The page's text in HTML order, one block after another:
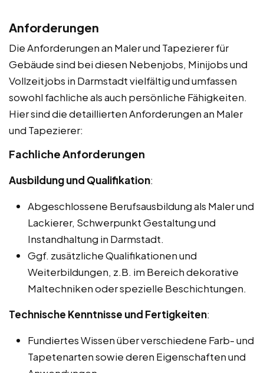
Anforderungen
Die Anforderungen an Maler und Tapezierer für
Gebäude sind bei diesen Nebenjobs, Minijobs und
Vollzeitjobs in Darmstadt vielfältig und umfassen
sowohl fachliche als auch persönliche Fähigkeiten.
Hier sind die detaillierten Anforderungen an Maler
und Tapezierer:
Fachliche Anforderungen
Ausbildung und Qualifikation:
Abgeschlossene Berufsausbildung als Maler und
Lackierer, Schwerpunkt Gestaltung und
Instandhaltung in Darmstadt.
Ggf. zusätzliche Qualifikationen und
Weiterbildungen, z.B. im Bereich dekorative
Maltechniken oder spezielle Beschichtungen.
Technische Kenntnisse und Fertigkeiten:
Fundiertes Wissen über verschiedene Farb- und
Tapetenarten sowie deren Eigenschaften und